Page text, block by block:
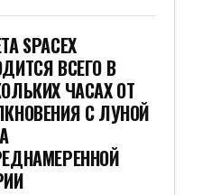
SPACEX
ВСЕГО В
ЧАСАХ ОТ
С ЛУНОЙ